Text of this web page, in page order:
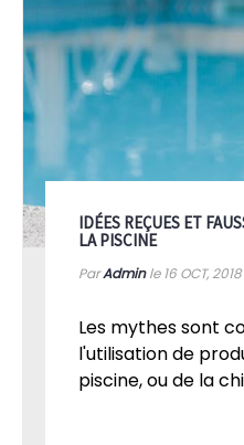
IDÉES REÇUES ET
LA PISCINE
ParAdminle 16 OCT, 2018
Les mythes sont
l'utilisation de
piscine, ou de la